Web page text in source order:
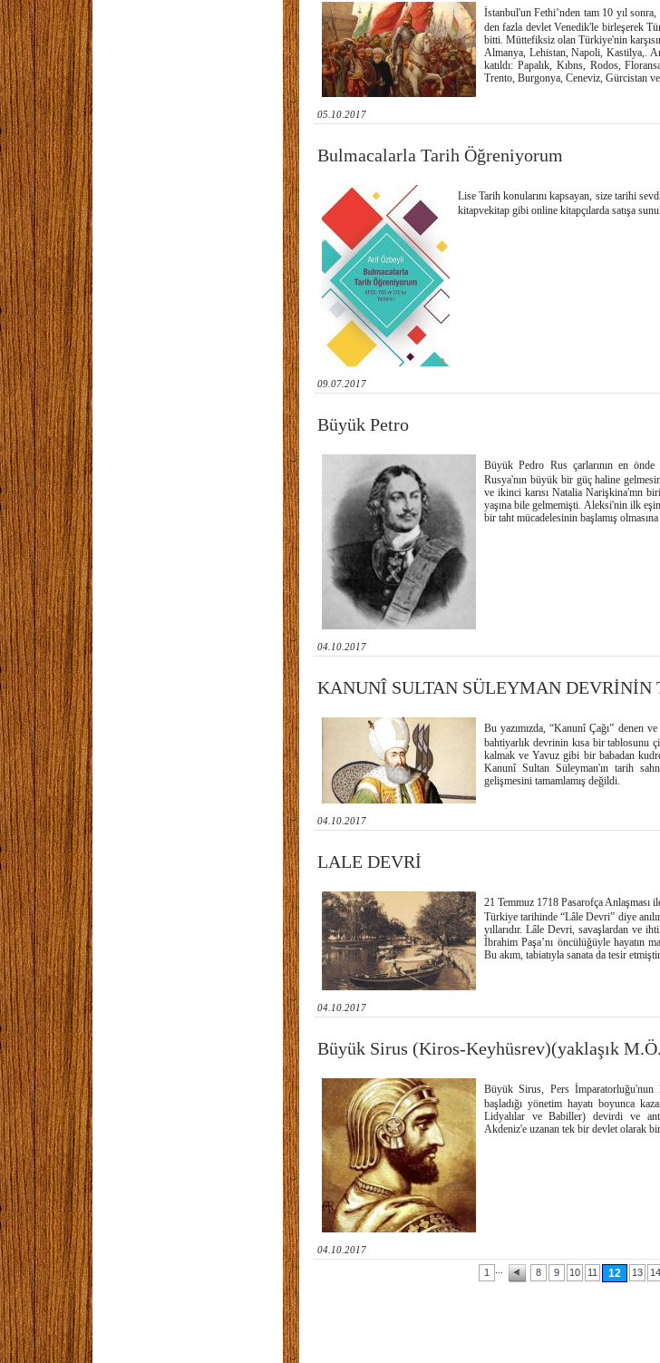
İstanbul'un Fethi’nden tam 10 yıl
den fazla devlet Venedik'le birleşerek
bitti. Müttefiksiz olan Türkiye'nin
Almanya, Lehistan, Napoli, Kastilya,.
katıldı: Papalık, Kıbns, Rodos,
Trento, Burgonya, Ceneviz, Gürcistan
05.10.2017
Bulmacalarla Tarih Öğreniyorum
Lise Tarih konularını kapsayan, size tarihi
kitapvekitap gibi online kitapçılarda satışa
09.07.2017
Büyük Petro
Büyük Pedro Rus çarlarının en önde
Rusya'nın büyük bir güç haline
ve ikinci karısı Natalia Narişkina'mn
yaşına bile gelmemişti. Aleksi'nin ilk
bir taht mücadelesinin başlamış
04.10.2017
KANUNÎ SULTAN SÜLEYMAN DEVRİNİN
Bu yazımızda, “Kanunî Çağı” denen
bahtiyarlık devrinin kısa bir tablosunu
kalmak ve Yavuz gibi bir babadan
Kanunî Sultan Süleyman'ın tarih
gelişmesini tamamlamış değildi.
04.10.2017
LALE DEVRİ
21 Temmuz 1718 Pasarofça Anlaşması
Türkiye tarihinde “Lâle Devri” diye
yıllarıdır. Lâle Devri, savaşlardan ve
İbrahim Paşa’nı öncülüğüyle hayatın
Bu akım, tabiatıyla sanata da tesir
04.10.2017
Büyük Sirus (Kiros-Keyhüsrev)(yaklaşık
Büyük Sirus, Pers İmparatorluğu'nun
başladığı yönetim hayatı boyunca
Lidyalılar ve Babiller) devirdi ve
Akdeniz'e uzanan tek bir devlet olarak
04.10.2017
1 8 9 10 11 12 13 14